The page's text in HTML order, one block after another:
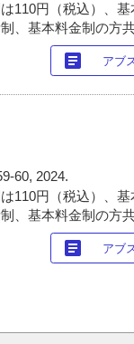
110円（税込）、
、基本料金制の方
article アブ
60, 2024.
110円（税込）、
、基本料金制の方
article アブ